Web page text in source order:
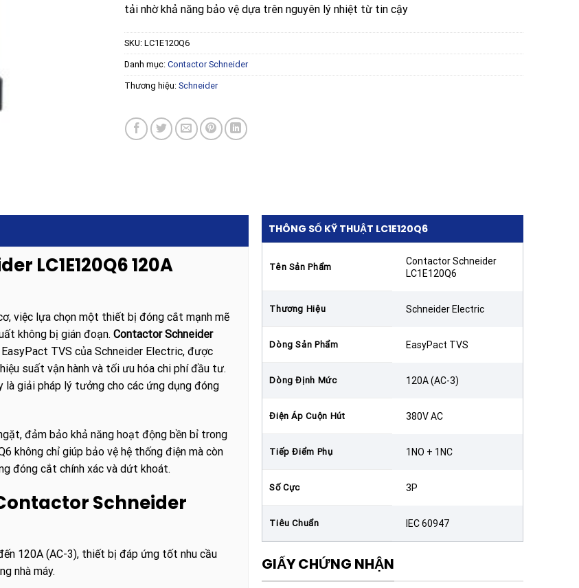
tải nhờ khả năng bảo vệ dựa trên nguyên lý nhiệt từ tin cậy
SKU: LC1E120Q6
Danh mục: Contactor Schneider
Thương hiệu: Schneider
LC1E120Q6 120A
việc lựa chọn một thiết bị đóng cắt mạnh mẽ
không bị gián đoạn. Contactor Schneider
TVS của Schneider Electric, được
suất vận hành và tối ưu hóa chi phí đầu tư.
giải pháp lý tưởng cho các ứng dụng đóng
đảm bảo khả năng hoạt động bền bỉ trong
không chỉ giúp bảo vệ hệ thống điện mà còn
đóng cắt chính xác và dứt khoát.
Schneider
120A (AC-3), thiết bị đáp ứng tốt nhu cầu
nhà máy.
THÔNG SỐ KỸ THUẬT LC1E120Q6
Tên Sản Phẩm
Contactor Schneider
LC1E120Q6
Thương Hiệu Schneider Electric
Dòng Sản Phẩm EasyPact TVS
Dòng Định Mức 120A (AC-3)
Điện Áp Cuộn Hút 380V AC
Tiếp Điểm Phụ 1NO + 1NC
Số Cực 3P
Tiêu Chuẩn IEC 60947
GIẤY CHỨNG NHẬN